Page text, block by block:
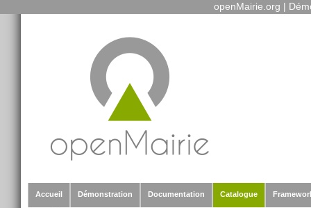
openMairie.org |
Accueil
Démonstration Documentation Catalogue